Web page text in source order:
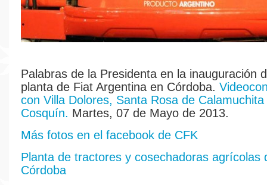
Palabras de la Presidenta en la inauguración
planta de Fiat Argentina en Córdoba.
con Villa Dolores, Santa Rosa de Calamuchita
Cosquín. Martes, 07 de Mayo de 2013.
Más fotos en el facebook de CFK
Planta de tractores y cosechadoras agrícolas
Córdoba